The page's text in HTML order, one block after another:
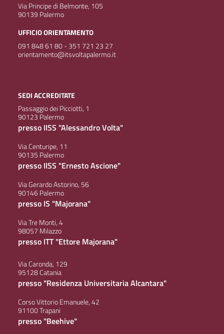
Via Principe di Belmonte, 105
90139 Palermo
UFFICIO ORIENTAMENTO
091 848 61 80 - 351 721 23 27
orientamento@itsvoltapalermo.it
SEDI ACCREDITATE
Passaggio dei Picciotti, 1
90123 Palermo
presso IISS "Alessandro Volta"
Via Centuripe, 11
90135 Palermo
presso IISS "Ernesto Ascione"
Via Gerardo Astorino, 56
90146 Palermo
presso IS "Majorana"
Via Tre Monti, 4
98057 Milazzo
presso ITT "Ettore Majorana"
Via Caronda, 129
95128 Catania
presso "Residenza Universitaria Alcantara"
Corso Vittorio Emanuele, 42
91100 Trapani
presso "Beehive"